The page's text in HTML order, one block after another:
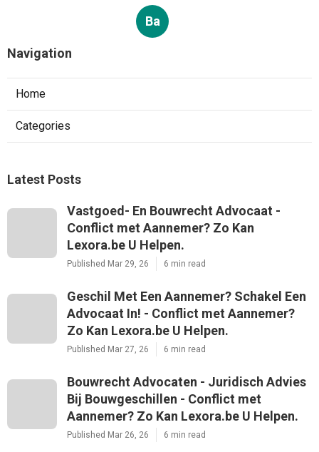
Ba
Navigation
Home
Categories
Latest Posts
Vastgoed- En Bouwrecht Advocaat -
Conflict met Aannemer? Zo Kan
Lexora.be U Helpen.
Published Mar 29, 26 6 min read
Geschil Met Een Aannemer? Schakel Een
Advocaat In! - Conflict met Aannemer?
Zo Kan Lexora.be U Helpen.
Published Mar 27, 26 6 min read
Bouwrecht Advocaten - Juridisch Advies
Bij Bouwgeschillen - Conflict met
Aannemer? Zo Kan Lexora.be U Helpen.
Published Mar 26, 26 6 min read